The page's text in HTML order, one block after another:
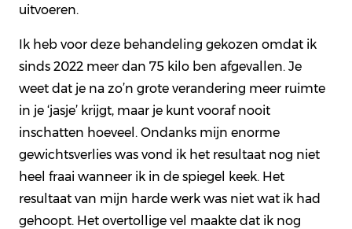
uitvoeren.
Ik heb voor deze behandeling gekozen omdat ik
sinds 2022 meer dan 75 kilo ben afgevallen. Je
weet dat je na zo’n grote verandering meer ruimte
in je ‘jasje’ krijgt, maar je kunt vooraf nooit
inschatten hoeveel. Ondanks mijn enorme
gewichtsverlies was vond ik het resultaat nog niet
heel fraai wanneer ik in de spiegel keek. Het
resultaat van mijn harde werk was niet wat ik had
gehoopt. Het overtollige vel maakte dat ik nog